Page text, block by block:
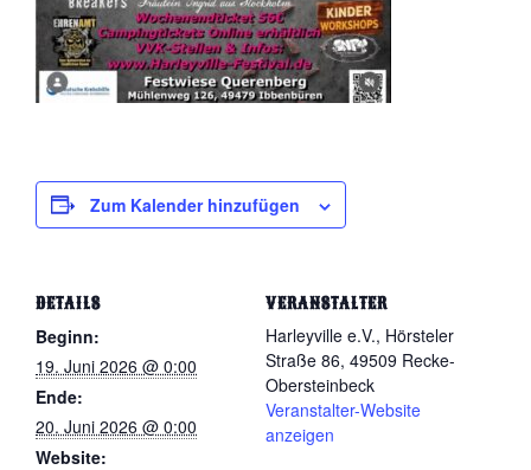
Zum Kalender hinzufügen
DETAILS
Beginn:
19. Juni 2026 @ 0:00
Ende:
20. Juni 2026 @ 0:00
Website:
VERANSTALTER
Harleyville e.V., Hörsteler
Straße 86, 49509 Recke-
Obersteinbeck
Veranstalter-Website
anzeigen